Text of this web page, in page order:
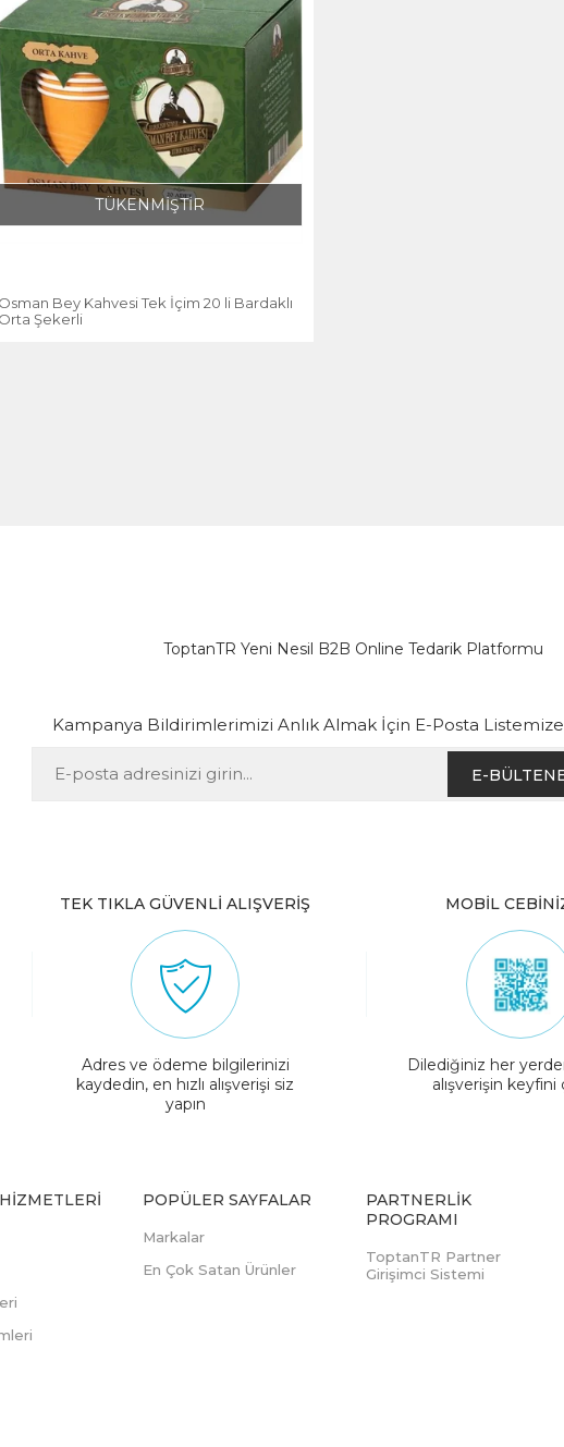
TÜKENMİŞTİR
Osman Bey Kahvesi Tek İçim 20 li Bardaklı
Orta Şekerli
ToptanTR Yeni Nesil B2B Online Tedarik Platformu
Kampanya Bildirimlerimizi Anlık Almak İçin E-Posta Listemize
E-
TEK TIKLA GÜVENLİ ALIŞVERİŞ
Adres ve ödeme bilgilerinizi
kaydedin, en hızlı alışverişi siz
yapın
MOBİL
Dilediğiniz her
alışverişin keyfini
POPÜLER SAYFALAR
Markalar
En Çok Satan Ürünler
PARTNERLIK
PROGRAMI
ToptanTR Partner
Girişimci Sistemi